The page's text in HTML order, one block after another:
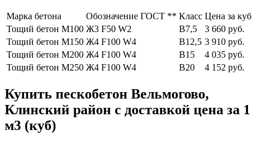
Марка бетона Обозначение ГОСТ ** Класс Цена за куб
Тощий бетон М100 Ж3 F50 W2 В7,5
3 660 руб.
Тощий бетон М150 Ж4 F100 W4 В12,5 3 910 руб.
Тощий бетон М200 Ж4 F100 W4 В15
4 035 руб.
Тощий бетон М250 Ж4 F100 W4 В20 4 152 руб.
Купить пескобетон Вельмогово,
Клинский район с доставкой цена за 1
м3 (куб)